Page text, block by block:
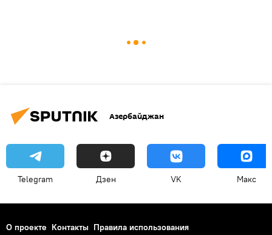
Азербайджан
Telegram Дзен VK Макс
О проекте Контакты Правила использования